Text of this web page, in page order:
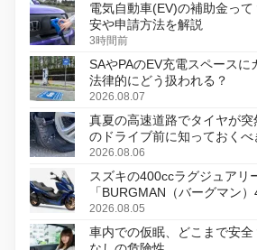
電気自動車(EV)の補助金っ
安や申請方法を解説
3時間前
SAやPAのEV充電スペースに
法律的にどう扱われる？
2026.08.07
真夏の高速道路でタイヤが
のドライブ前に知っておくべ
2026.08.06
スズキの400ccラグジュアリ
「BURGMAN（バーグマン
変更し、8月18日に発売
2026.08.05
車内での仮眠、どこまで安